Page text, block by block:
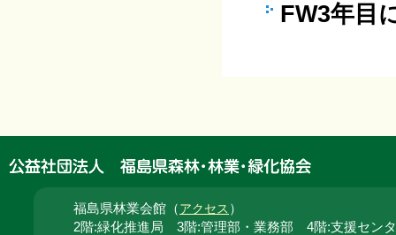
FW3年目
福島県林業会館（ アクセス ）
2階:緑化推進局 3階:管理部・業務部 4階:支援セン